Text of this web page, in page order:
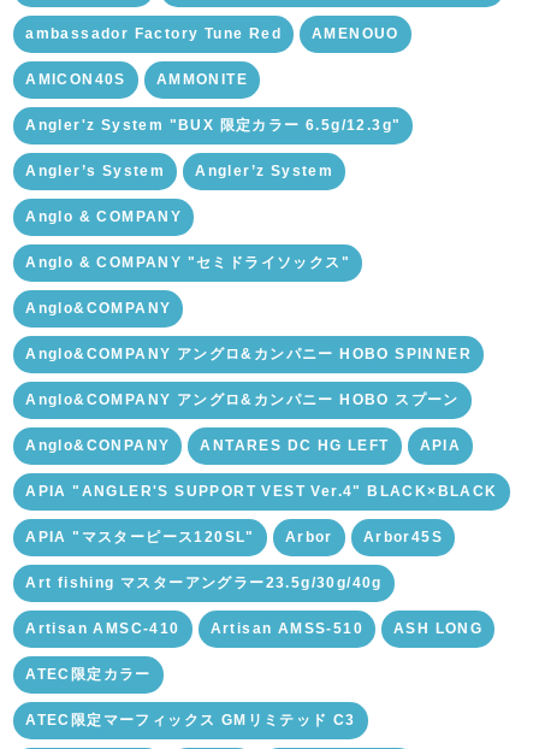
ambassador Factory Tune Red AMENOUO
AMICON40S AMMONITE
Angler'z System "BUX 限定カラー 6.5g/12.3g"
Angler’s System Angler’z System
Anglo & COMPANY
Anglo & COMPANY "セミドライソックス"
Anglo&COMPANY
Anglo&COMPANY アングロ&カンパニー HOBO SPINNER
Anglo&COMPANY アングロ&カンパニー HOBO スプーン
Anglo&CONPANY ANTARES DC HG LEFT APIA
APIA "ANGLER'S SUPPORT VEST Ver.4" BLACK×BLACK
APIA "マスターピース120SL" Arbor Arbor45S
Art fishing マスターアングラー23.5g/30g/40g
Artisan AMSC-410 Artisan AMSS-510 ASH LONG
ATEC限定カラー
ATEC限定マーフィックス GMリミテッド C3